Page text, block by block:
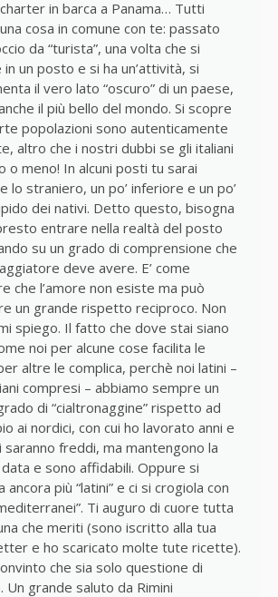
in barca a Panama… Tutti
cosa in comune con te: passato
da “turista”, una volta che si
un posto e si ha un’attività, si
il vero lato “oscuro” di un paese,
il più bello del mondo. Si scopre
popolazioni sono autenticamente
altro che i nostri dubbi se gli italiani
o meno! In alcuni posti tu sarai
lo straniero, un po’ inferiore e un po’
dei nativi. Detto questo, bisogna
entrare nella realtà del posto
su un grado di comprensione che
deve avere. E’ come
che l’amore non esiste ma può
un grande rispetto reciproco. Non
spiego. Il fatto che dove stai siano
noi per alcune cose facilita le
altre le complica, perchè noi latini –
compresi – abbiamo sempre un
di “cialtronaggine” rispetto ad
ai nordici, con cui ho lavorato anni e
saranno freddi, ma mantengono la
e sono affidabili. Oppure si
ancora più “latini” e ci si crogiola con
Ti auguro di cuore tutta
che meriti (sono iscritto alla tua
e ho scaricato molte tute ricette).
che sia solo questione di
Un grande saluto da Rimini